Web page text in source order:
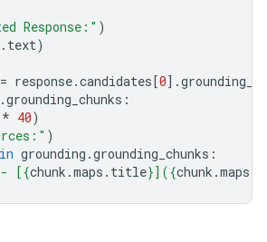
Response:" )
. text)
response.candidates[0] .
.grounding_chunks :
* 40)
)
in grounding .grounding_chunks :
[{chunk .maps . title}]({chunk .maps